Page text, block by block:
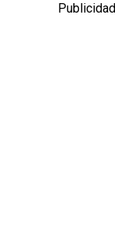
Publicidad